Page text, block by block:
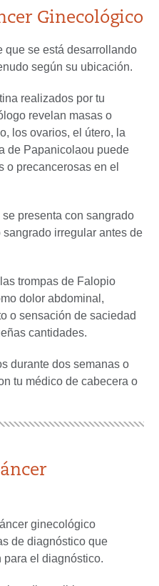
Ginecológico
que se está desarrollando
según su ubicación.
realizados por tu
revelan masas o
los ovarios, el útero, la
de Papanicolaou puede
o precancerosas en el
presenta con sangrado
irregular antes de
trompas de Falopio
dolor abdominal,
o sensación de saciedad
cantidades.
durante dos semanas o
tu médico de cabecera o
ginecológico
de diagnóstico que
el diagnóstico.